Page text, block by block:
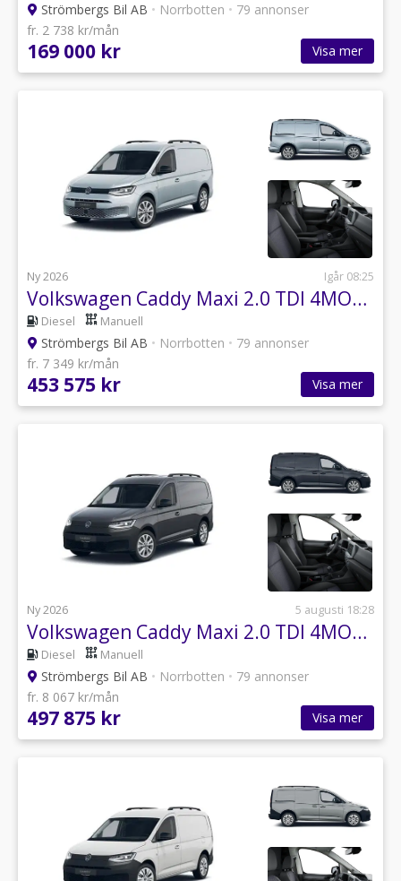
Strömbergs Bil AB • Norrbotten • 79 annonser
fr. 2 738 kr/mån
169 000 kr Visa mer
Ny 2026 Igår 08:25
Volkswagen Caddy Maxi 2.0 TDI 4MOTION
Diesel Manuell
Strömbergs Bil AB • Norrbotten • 79 annonser
fr. 7 349 kr/mån
453 575 kr Visa mer
Ny 2026 5 augusti 18:28
Volkswagen Caddy Maxi 2.0 TDI 4MOTION
Diesel Manuell
Strömbergs Bil AB • Norrbotten • 79 annonser
fr. 8 067 kr/mån
497 875 kr Visa mer